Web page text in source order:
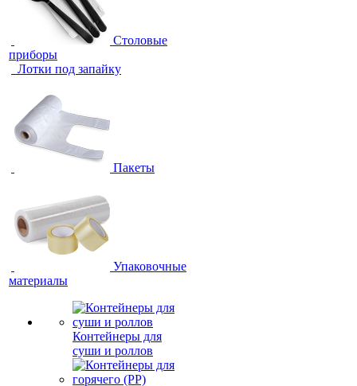
Столовые
приборы
Лотки под запайку
Пакеты
Упаковочные
материалы
Контейнеры для
суши и роллов